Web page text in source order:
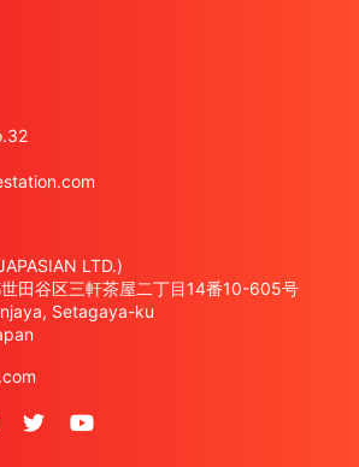
LTD.)
田谷区三軒茶屋二丁目14番10-605号
Setagaya-ku